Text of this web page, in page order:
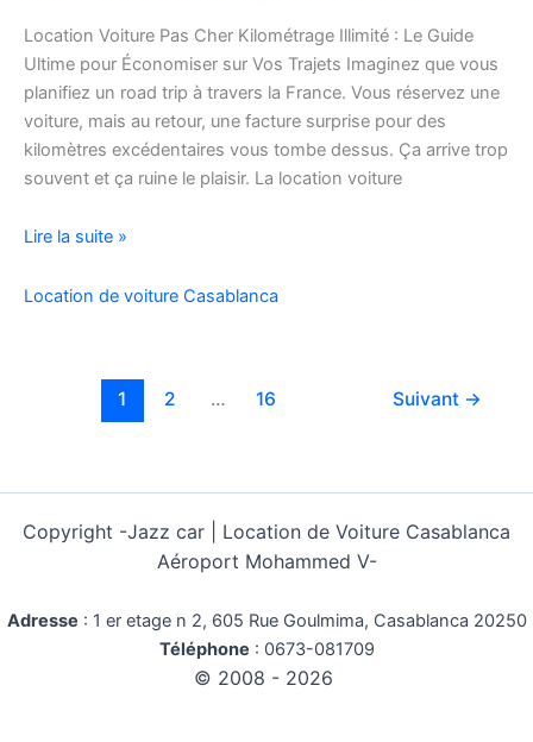
Location Voiture Pas Cher Kilométrage Illimité : Le Guide
Ultime pour Économiser sur Vos Trajets Imaginez que vous
planifiez un road trip à travers la France. Vous réservez une
voiture, mais au retour, une facture surprise pour des
kilomètres excédentaires vous tombe dessus. Ça arrive trop
souvent et ça ruine le plaisir. La location voiture
Location
Pas
Lire la suite »
Location de voiture Casablanca
1 2 … 16 Suivant →
Copyright -Jazz car | Location de Voiture Casablanca
Aéroport Mohammed V-
Adresse : 1 er etage n 2, 605 Rue Goulmima, Casablanca 20250
Téléphone : 0673-081709
© 2008 - 2026